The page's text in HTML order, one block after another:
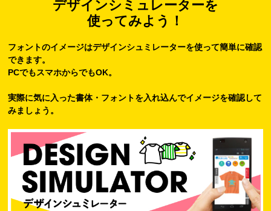
デザインシミュレーターを
使ってみよう！
フォントのイメージはデザインシュミレーターを使って簡単に確認
できます。
PCでもスマホからでもOK。
実際に気に入った書体・フォントを入れ込んでイメージを確認して
みましょう。